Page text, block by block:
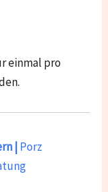
einmal pro
| Porz